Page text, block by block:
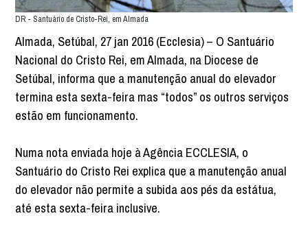
DR - Santuário de Cristo-Rei, em Almada
Almada, Setúbal, 27 jan 2016 (Ecclesia) – O Santuário
Nacional do Cristo Rei, em Almada, na Diocese de
Setúbal, informa que a manutenção anual do elevador
termina esta sexta-feira mas “todos” os outros serviços
estão em funcionamento.
Numa nota enviada hoje à Agência ECCLESIA, o
Santuário do Cristo Rei explica que a manutenção anual
do elevador não permite a subida aos pés da estátua,
até esta sexta-feira inclusive.